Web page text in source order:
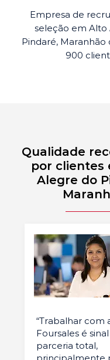
Empresa de
seleção em Alto
Pindaré, Maranhão
900
Qualidade
por clientes
Alegre do
“Trabalhar com
Foursales é
parceria total,